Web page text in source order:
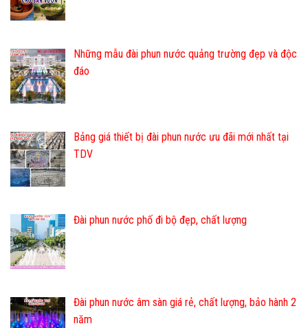
Những mẫu đài phun nước quảng trường đẹp và độc
đáo
Bảng giá thiết bị đài phun nước ưu đãi mới nhất tại
TDV
Đài phun nước phố đi bộ đẹp, chất lượng
Đài phun nước âm sàn giá rẻ, chất lượng, bảo hành 2
năm